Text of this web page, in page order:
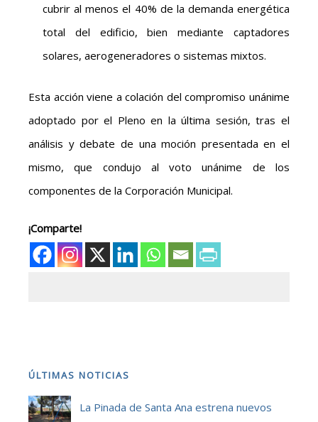
cubrir al menos el 40% de la demanda energética
total del edificio, bien mediante captadores
solares, aerogeneradores o sistemas mixtos.
Esta acción viene a colación del compromiso unánime
adoptado por el Pleno en la última sesión, tras el
análisis y debate de una moción presentada en el
mismo, que condujo al voto unánime de los
componentes de la Corporación Municipal.
¡Comparte!
ÚLTIMAS NOTICIAS
La Pinada de Santa Ana estrena nuevos